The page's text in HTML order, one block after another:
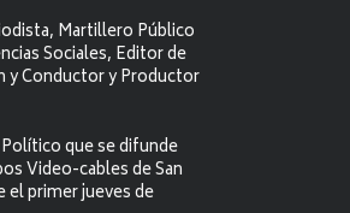
Martillero Público
Sociales, Editor de
y Conductor y Productor
que se difunde
Video-cables de San
el primer jueves de